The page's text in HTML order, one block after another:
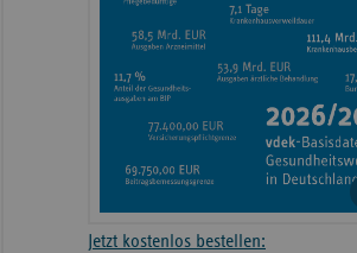
Jetzt kostenlos bestellen: